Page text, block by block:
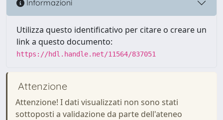
Informazioni
Utilizza questo identificativo per citare o creare un
link a questo documento:
https://hdl.handle.net/11564/837051
Attenzione
Attenzione! I dati visualizzati non sono stati
sottoposti a validazione da parte dell'ateneo